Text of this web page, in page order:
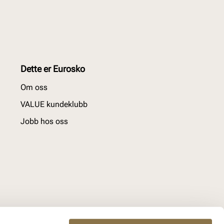
Dette er Eurosko
Om oss
VALUE kundeklubb
Jobb hos oss